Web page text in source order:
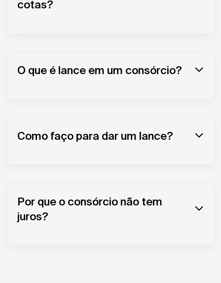
cotas?
O que é lance em um consórcio?
Como faço para dar um lance?
Por que o consórcio não tem
juros?